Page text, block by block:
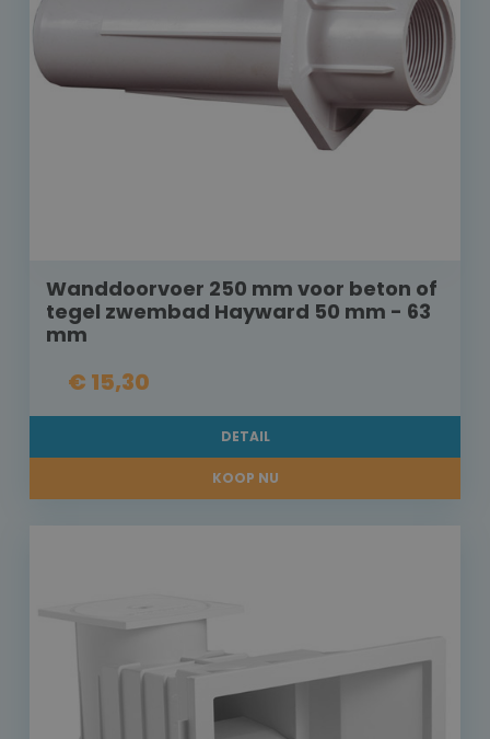
Wanddoorvoer 250 mm voor beton of
tegel zwembad Hayward 50 mm - 63
mm
€ 15,30
DETAIL
KOOP NU